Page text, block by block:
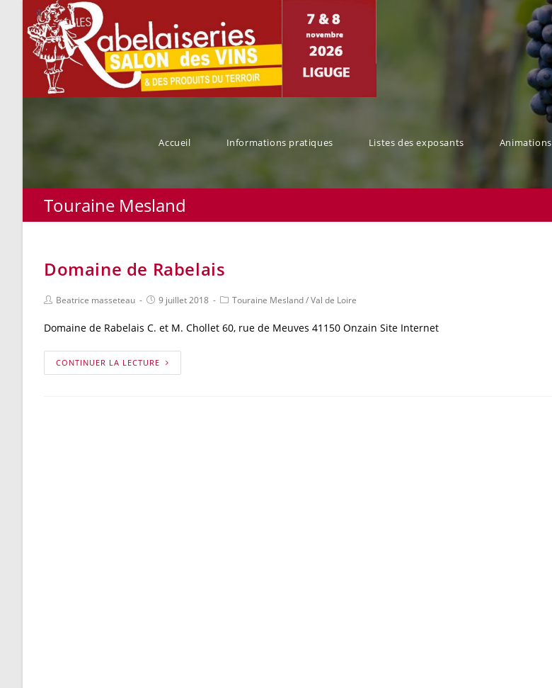
Accueil Informations pratiques Listes des exposants Animations
Touraine Mesland
Domaine de Rabelais
Beatrice masseteau 9 juillet 2018 Touraine Mesland/Val de Loire
Domaine de Rabelais C. et M. Chollet 60, rue de Meuves 41150 Onzain Site Internet
CONTINUER LA LECTURE